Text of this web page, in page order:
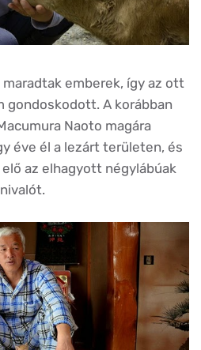
emberek, így az ott
gondoskodott. A korábban
Naoto magára
éve él a lezárt területen, és
az elhagyott négylábúak